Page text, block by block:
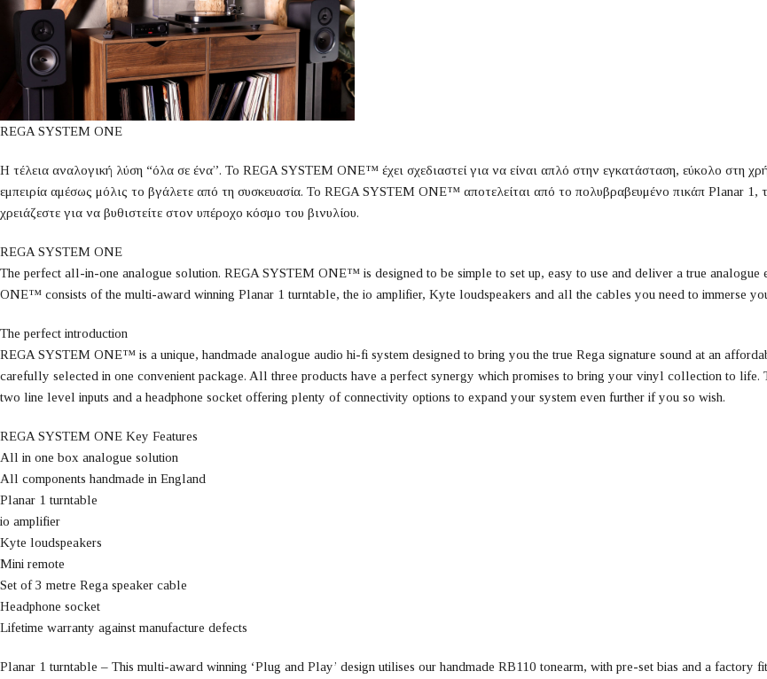
REGA SYSTEM ONE
Η τέλεια αναλογική λύση “όλα σε ένα”. Το REGA SYSTEM ONE™ έχει σχεδιαστεί για να είναι απλό στην εγκατάσταση, εύκολο στη
εμπειρία αμέσως μόλις το βγάλετε από τη συσκευασία. Το REGA SYSTEM ONE™ αποτελείται από το πολυβραβευμένο πικάπ Planar 1,
χρειάζεστε για να βυθιστείτε στον υπέροχο κόσμο του βινυλίου.
REGA SYSTEM ONE
The perfect all-in-one analogue solution. REGA SYSTEM ONE™ is designed to be simple to set up, easy to use and deliver a true
ONE™ consists of the multi-award winning Planar 1 turntable, the io amplifier, Kyte loudspeakers and all the cables you need to immerse
The perfect introduction
REGA SYSTEM ONE™ is a unique, handmade analogue audio hi-fi system designed to bring you the true Rega signature sound at an
carefully selected in one convenient package. All three products have a perfect synergy which promises to bring your vinyl collection to life.
two line level inputs and a headphone socket offering plenty of connectivity options to expand your system even further if you so wish.
REGA SYSTEM ONE Key Features
All in one box analogue solution
All components handmade in England
Planar 1 turntable
io amplifier
Kyte loudspeakers
Mini remote
Set of 3 metre Rega speaker cable
Headphone socket
Lifetime warranty against manufacture defects
Planar 1 turntable – This multi-award winning ‘Plug and Play’ design utilises our handmade RB110 tonearm, with pre-set bias and a factory